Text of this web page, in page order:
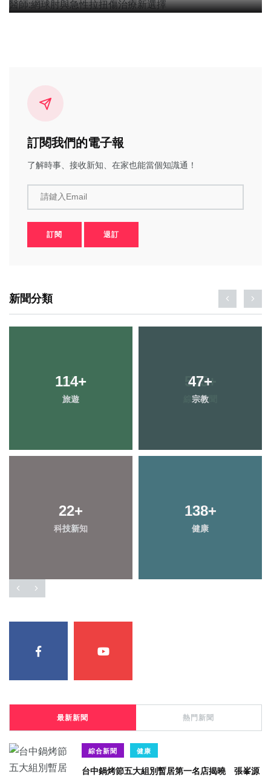
訂閱我們的電子報
了解時事、接收新知、在家也能當個知識通！
請鍵入Email
訂閱 退訂
新聞分類
114+
旅遊
47+
宗教
22+
科技新知
138+
健康
165+
文教
505+
綜合新聞
33+
頭條
48+
農業
最新新聞 熱門新聞
綜合新聞 健康
台中鍋烤節五大組別暫居第一名店揭曉 張峯源